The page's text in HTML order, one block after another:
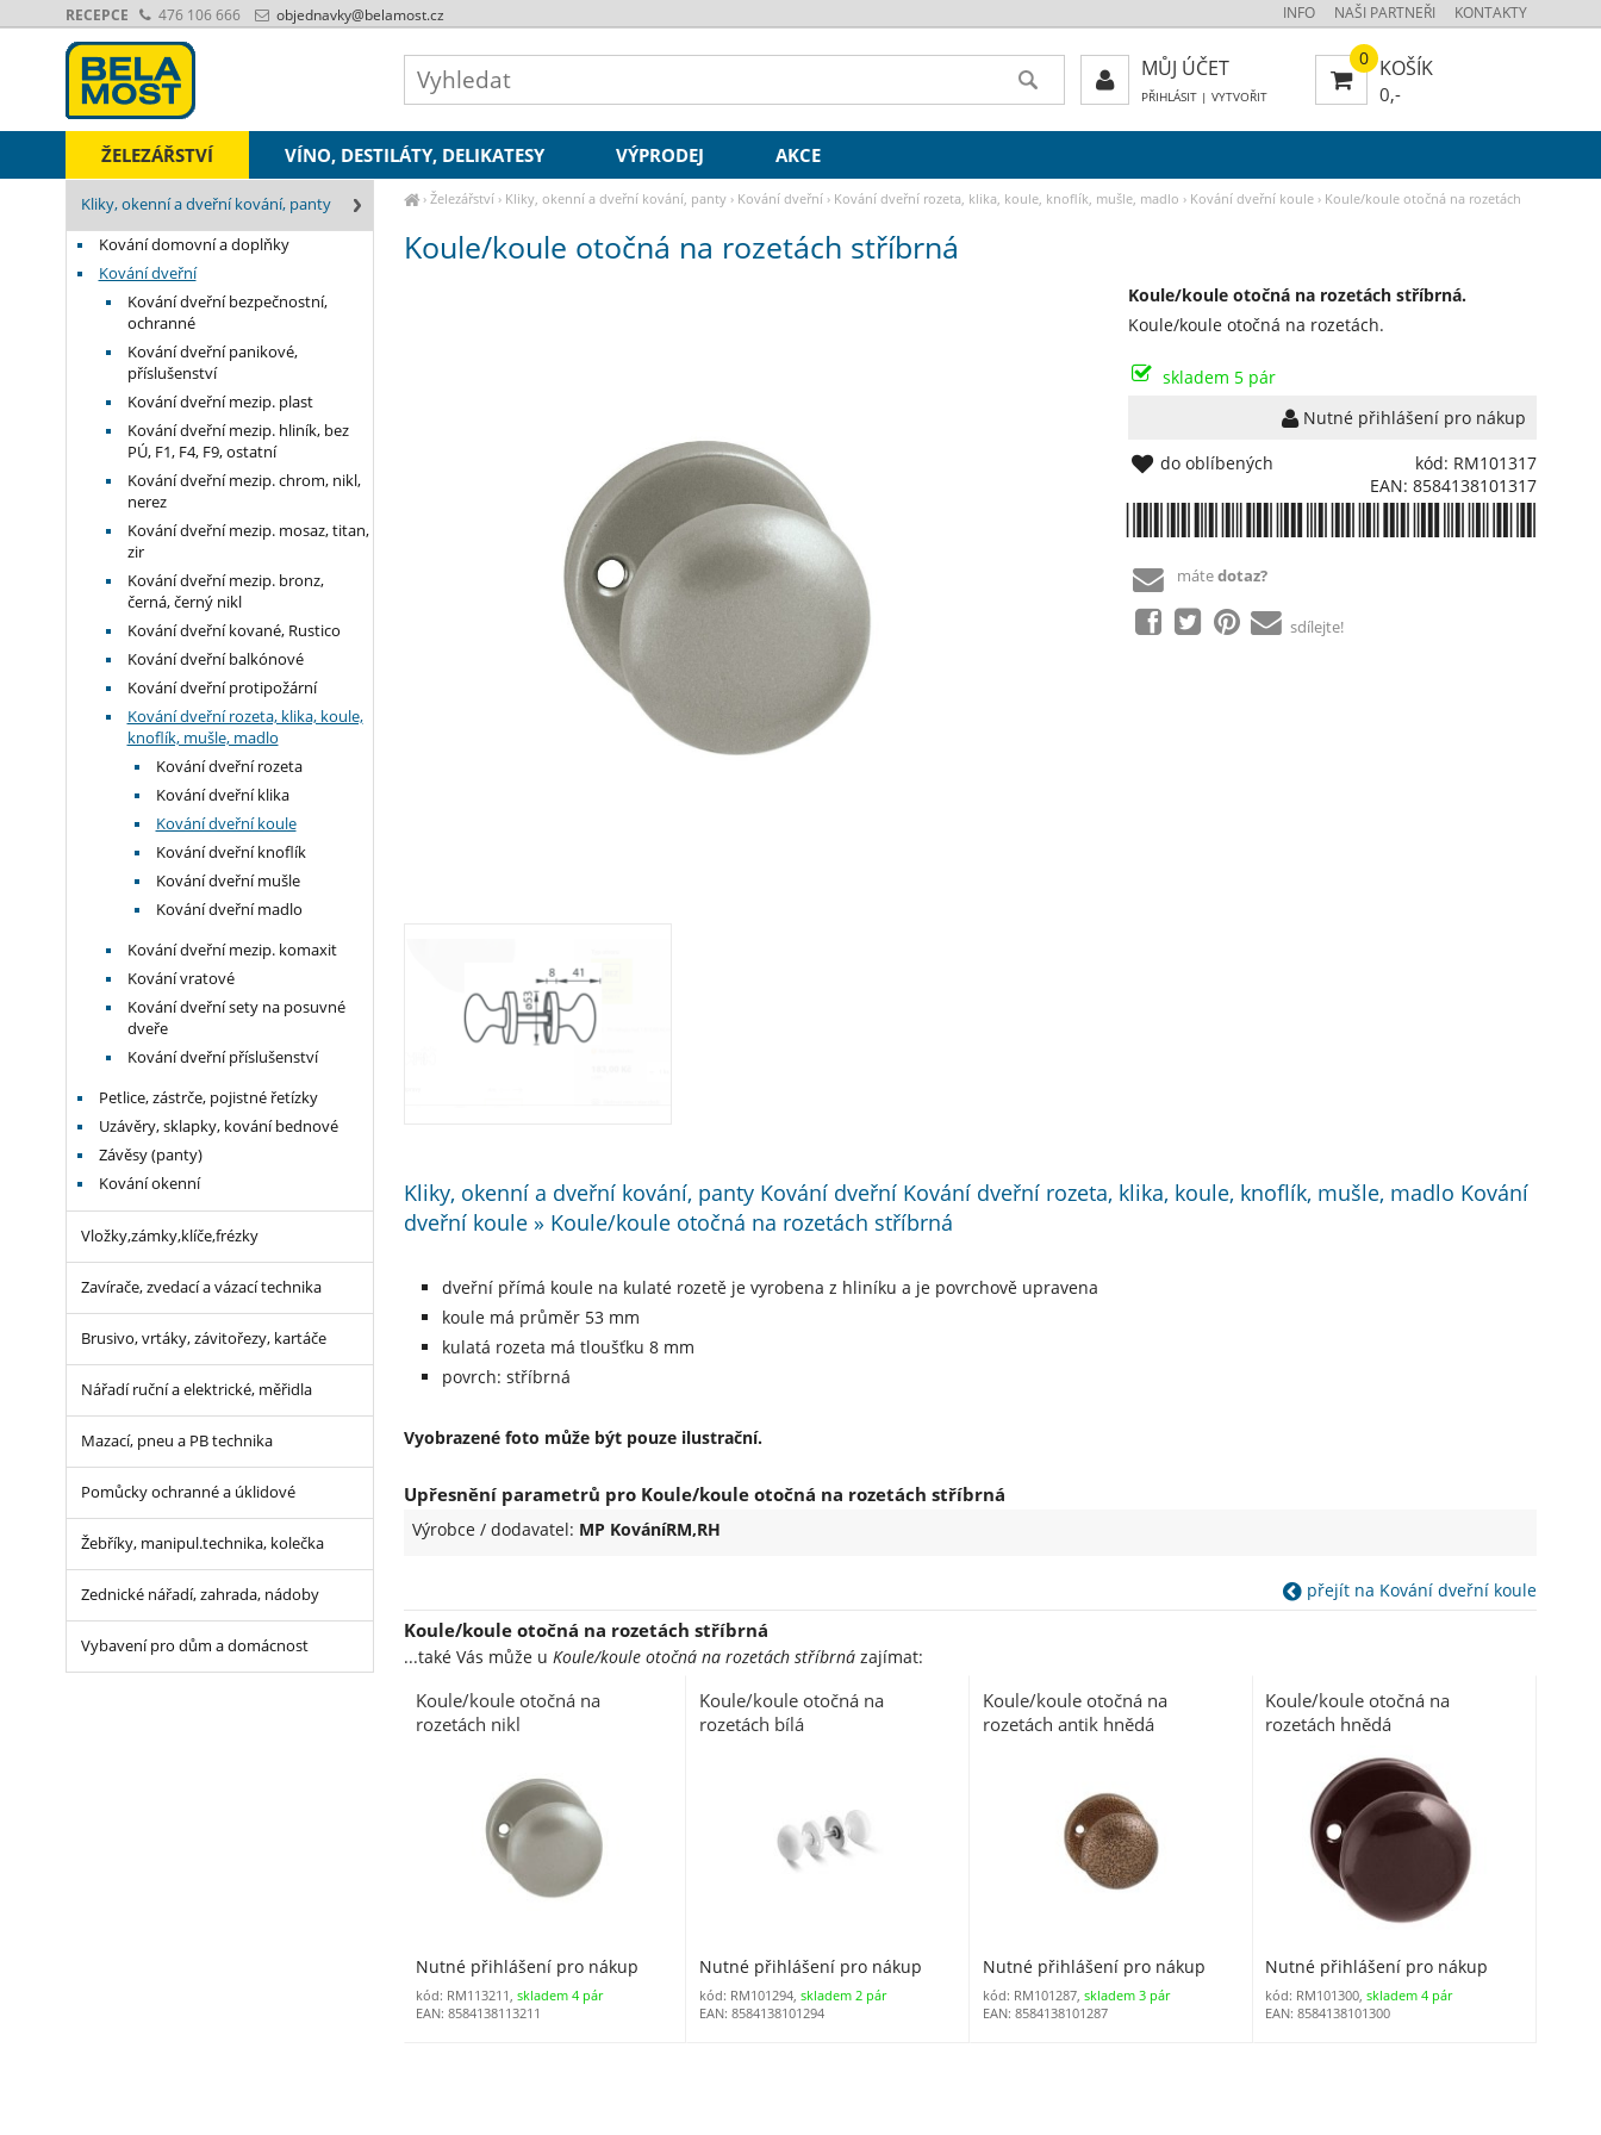
› Železářství› Kliky, okenní a dveřní kování, panty› Kování dveřní› Kování dveřní rozeta, klika, koule, knoflík, mušle, madlo › Kování dveřní koule› Koule/koule otočná na rozetách
Koule/koule otočná na rozetách stříbrná
Koule/koule otočná na rozetách stříbrná.
Koule/koule otočná na rozetách.
skladem 5 pár
Nutné přihlášení pro nákup
kód: RM101317
EAN: 8584138101317
do oblíbených
mátedotaz?
sdílejte!
Kliky, okenní a dveřní kování, panty Kování dveřní Kování dveřní rozeta, klika, koule, knoflík, mušle, madlo Kování
dveřní koule » Koule/koule otočná na rozetách stříbrná
dveřní přímá koule na kulaté rozetě je vyrobena z hliníku a je povrchově upravena
koule má průměr 53 mm
kulatá rozeta má tloušťku 8 mm
povrch: stříbrná
Vyobrazené foto může být pouze ilustrační.
Upřesnění parametrů pro Koule/koule otočná na rozetách stříbrná
Výrobce / dodavatel: MP KováníRM,RH
přejít na Kování dveřní koule
Koule/koule otočná na rozetách stříbrná
...také Vás může u Koule/koule otočná na rozetách stříbrnázajímat:
Koule/koule otočná na
rozetách nikl
Nutné přihlášení pro nákup
kód: RM113211,skladem 4 pár
EAN: 8584138113211
Koule/koule otočná na
rozetách bílá
Nutné přihlášení pro nákup
kód: RM101294, skladem 2 pár
EAN: 8584138101294
Koule/koule otočná na
rozetách antik hnědá
Nutné přihlášení pro nákup
kód: RM101287, skladem 3 pár
EAN: 8584138101287
Koule/koule otočná na
rozetách hnědá
Nutné přihlášení pro nákup
kód: RM101300,skladem 4 pár
EAN: 8584138101300
Kliky, okenní a dveřní kování, panty
Kování domovní a doplňky
Kování dveřní
Kování dveřní bezpečnostní,
ochranné
Kování dveřní panikové,
příslušenství
Kování dveřní mezip. plast
Kování dveřní mezip. hliník, bez
PÚ, F1, F4, F9, ostatní
Kování dveřní mezip. chrom, nikl,
nerez
Kování dveřní mezip. mosaz, titan,
zir
Kování dveřní mezip. bronz,
černá, černý nikl
Kování dveřní kované, Rustico
Kování dveřní balkónové
Kování dveřní protipožární
Kování dveřní rozeta, klika, koule,
knoflík, mušle, madlo
Kování dveřní rozeta
Kování dveřní klika
Kování dveřní koule
Kování dveřní knoflík
Kování dveřní mušle
Kování dveřní madlo
Kování dveřní mezip. komaxit
Kování vratové
Kování dveřní sety na posuvné
dveře
Kování dveřní příslušenství
Petlice, zástrče, pojistné řetízky
Uzávěry, sklapky, kování bednové
Závěsy (panty)
Kování okenní
Vložky,zámky,klíče,frézky
Zavírače, zvedací a vázací technika
Brusivo, vrtáky, závitořezy, kartáče
Nářadí ruční a elektrické, měřidla
Mazací, pneu a PB technika
Pomůcky ochranné a úklidové
Žebříky, manipul.technika, kolečka
Zednické nářadí, zahrada, nádoby
Vybavení pro dům a domácnost
ŽELEZÁŘSTVÍ VÍNO, DESTILÁTY, DELIKATESY VÝPRODEJ AKCE
INFO NAŠI PARTNEŘI KONTAKTY
RECEPCE 476 106 666 objednavky@belamost.cz
0 KOŠÍK
0,-
MŮJ ÚČET
PŘIHLÁSIT| VYTVOŘIT